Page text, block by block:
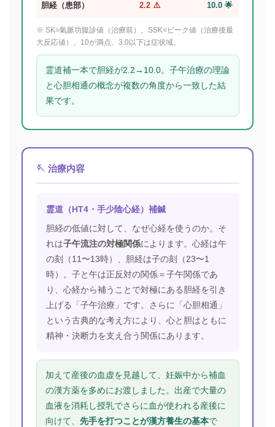
胆経（患部） 2.2 ⚠️ 10.0 🌟
※ SK=氣脈功腹診値（治療前）、SSK=ピーク値（治療後最
大反応値）。10が満点、3.0以下は症状域。
霊道補一本で胆経が2.2→10.0。子午治療の理論
と心胆相通の概念が複数の角度から一致した結
果です。
🪡 治療内容
霊道（HT4・手少陰心経）補鍼
胆経の低値に対して、なぜ心経を使うのか。そ
れは子午流注の対極関係によります。心経は午
の刻（11〜13時）、胆経は子の刻（23〜1
時）。子と午は正反対の関係＝子午関係であ
り、心経から補うことで対極にある胆経を引き
上げる「子午治療」です。さらに「心胆相通」
という古典的な考え方により、心と胆はともに
精神・決断力を支え合う関係にあります。
加えて産後の血虚を見越して、妊娠中から補血
の漢方薬を多めにお渡しました。出産で大量の
血液を消耗し授乳でさらに血が使われる産後に
向けて、 先手を打つことが漢方養生の基本で